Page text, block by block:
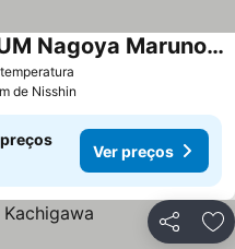
HOTEL LiVEMAX PREMIUM Nagoya Marunouchi
de Nisshin
Ver preços
Partilhar